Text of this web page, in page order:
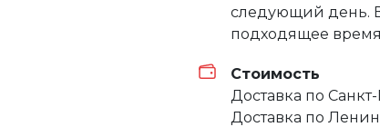
следующий день.
подходящее
Стоимость
Доставка по
Доставка по